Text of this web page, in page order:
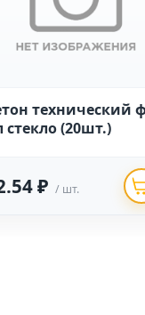
технический
стекло (20шт.)
₽ / шт.